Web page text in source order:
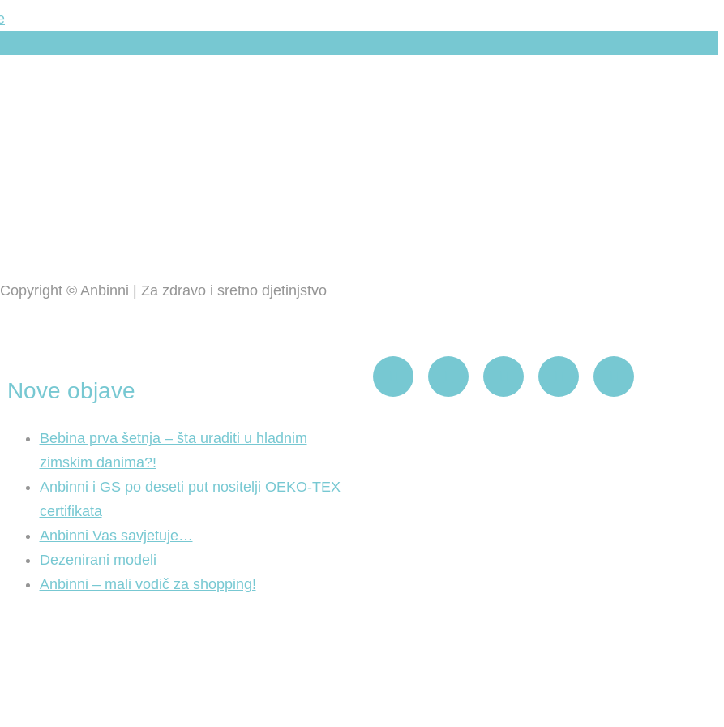
Nove objave
Bebina prva šetnja – šta uraditi u hladnim
zimskim danima?!
Anbinni i GS po deseti put nositelji OEKO-TEX
certifikata
Anbinni Vas savjetuje…
Dezenirani modeli
Anbinni – mali vodič za shopping!
Copyright © Anbinni | Za zdravo i sretno djetinjstvo